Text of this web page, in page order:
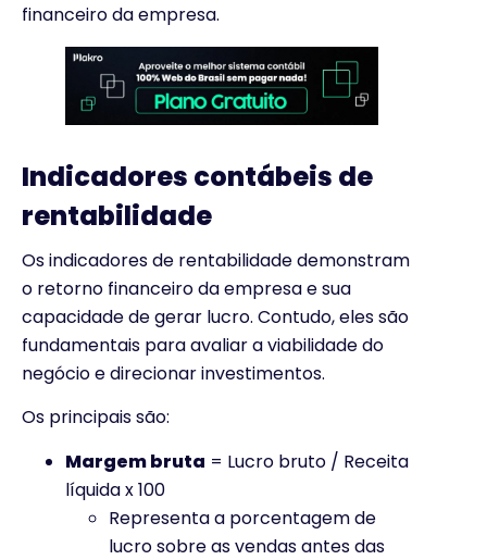
financeiro da empresa.
Indicadores contábeis de
rentabilidade
Os indicadores de rentabilidade demonstram
o retorno financeiro da empresa e sua
capacidade de gerar lucro. Contudo, eles são
fundamentais para avaliar a viabilidade do
negócio e direcionar investimentos.
Os principais são:
Margem bruta = Lucro bruto / Receita
líquida x 100
Representa a porcentagem de
lucro sobre as vendas antes das